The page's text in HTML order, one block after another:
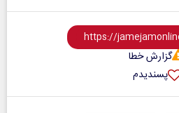
گزارش خطا
پسندیدم